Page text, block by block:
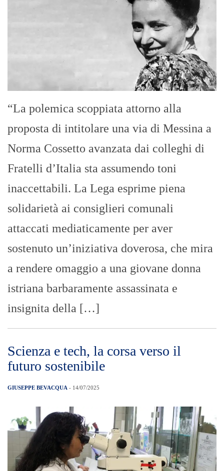
“La polemica scoppiata attorno alla
proposta di intitolare una via di Messina a
Norma Cossetto avanzata dai colleghi di
Fratelli d’Italia sta assumendo toni
inaccettabili. La Lega esprime piena
solidarietà ai consiglieri comunali
attaccati mediaticamente per aver
sostenuto un’iniziativa doverosa, che mira
a rendere omaggio a una giovane donna
istriana barbaramente assassinata e
insignita della […]
Scienza e tech, la corsa verso il
futuro sostenibile
GIUSEPPE BEVACQUA - 14/07/2025